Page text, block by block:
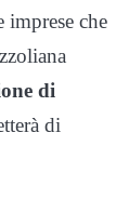
imprese che
di
di